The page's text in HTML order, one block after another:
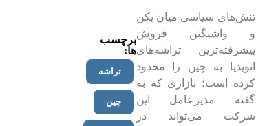
تنش‌های سیاسی میان پکن
و واشنگتن فروش
پیشرفته‌ترین تراشه‌های
انویدیا به چین را محدود
کرده است؛ بازاری که به
گفته مدیرعامل این
شرکت می‌تواند در
برچسب
ها:
تراشه
چین